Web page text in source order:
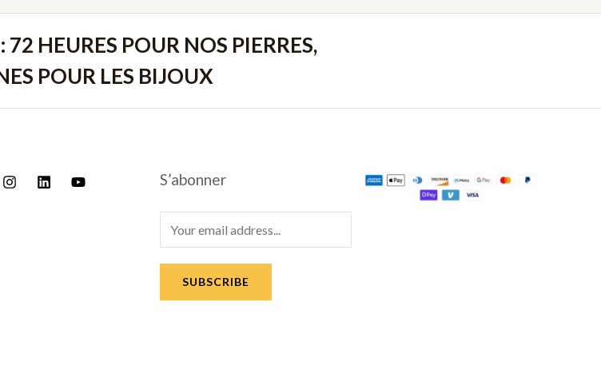
HEURES POUR NOS PIERRES,
POUR LES BIJOUX
S’abonner
m
a
SUBSCRIBE